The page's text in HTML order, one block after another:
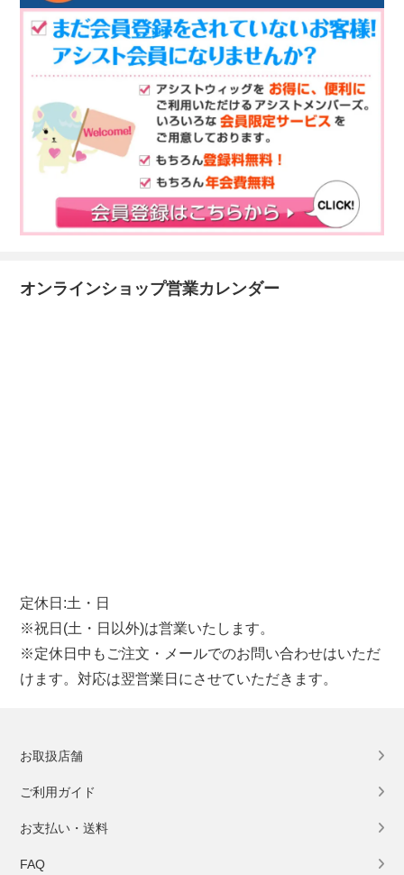
オンラインショップ営業カレンダー
定休日:土・日
※祝日(土・日以外)は営業いたします。
※定休日中もご注文・メールでのお問い合わせはいただ
けます。対応は翌営業日にさせていただきます。
お取扱店舗
ご利用ガイド
お支払い・送料
FAQ